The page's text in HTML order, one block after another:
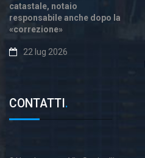
catastale, notaio
responsabile anche dopo la
«correzione»
22 lug 2026
CONTATTI .